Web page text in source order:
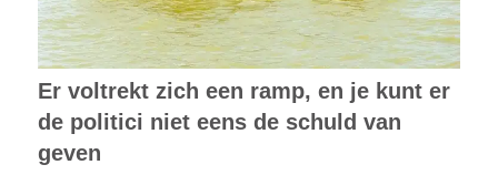
Er voltrekt zich een ramp, en je kunt er
de politici niet eens de schuld van
geven